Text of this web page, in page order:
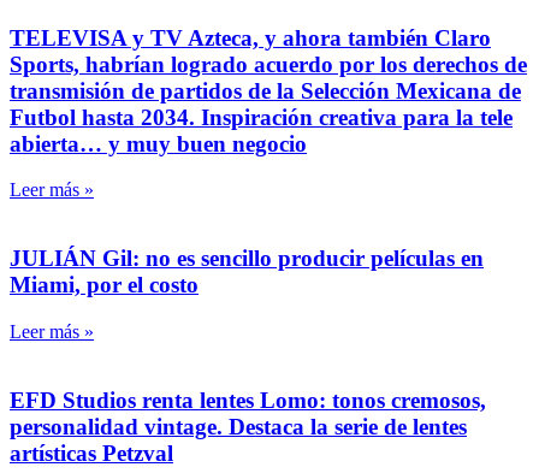
TELEVISA y TV Azteca, y ahora también Claro
Sports, habrían logrado acuerdo por los derechos de
transmisión de partidos de la Selección Mexicana de
Futbol hasta 2034. Inspiración creativa para la tele
abierta… y muy buen negocio
Leer más »
JULIÁN Gil: no es sencillo producir películas en
Miami, por el costo
Leer más »
EFD Studios renta lentes Lomo: tonos cremosos,
personalidad vintage. Destaca la serie de lentes
artísticas Petzval